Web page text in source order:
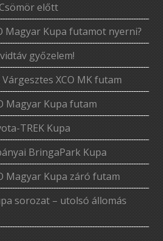
előtt
Magyar Kupa futamot nyerni?
győzelem!
XCO MK futam
Magyar Kupa futam
TREK Kupa
BringaPark Kupa
Magyar Kupa záró futam
sorozat – utolsó állomás